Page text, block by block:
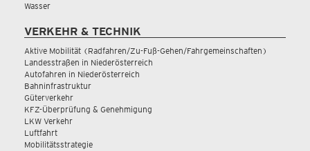
Wasser
VERKEHR & TECHNIK
Aktive Mobilität (Radfahren/Zu-Fuß-Gehen/Fahrgemeinschaften)
Landesstraßen in Niederösterreich
Autofahren in Niederösterreich
Bahninfrastruktur
Güterverkehr
KFZ-Überprüfung & Genehmigung
LKW Verkehr
Luftfahrt
Mobilitätsstrategie